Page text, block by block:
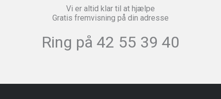
Vi er altid klar til at hjælpe
Gratis fremvisning på din adresse
Ring på 42 55 39 40